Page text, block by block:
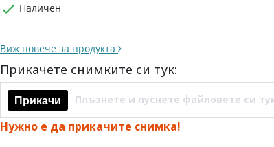
 Наличен
Виж повече за продукта
Прикачете снимките си тук:
Прикачи Плъзнете и пуснете файловете си
Нужно е да прикачите снимка!